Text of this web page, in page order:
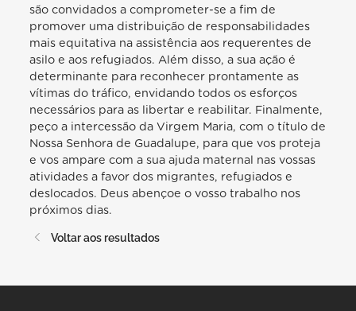
são convidados a comprometer-se a fim de
promover uma distribuição de responsabilidades
mais equitativa na assistência aos requerentes de
asilo e aos refugiados. Além disso, a sua ação é
determinante para reconhecer prontamente as
vítimas do tráfico, envidando todos os esforços
necessários para as libertar e reabilitar. Finalmente,
peço a intercessão da Virgem Maria, com o título de
Nossa Senhora de Guadalupe, para que vos proteja
e vos ampare com a sua ajuda maternal nas vossas
atividades a favor dos migrantes, refugiados e
deslocados. Deus abençoe o vosso trabalho nos
próximos dias.
Voltar aos resultados